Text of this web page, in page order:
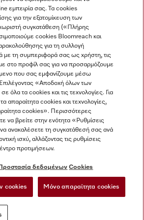
υπηρεσίες
Youtube
εμπειρία σας. Τα cookies
για την εξατομίκευση των
συγκατάθεση («Πλήρης
cookies Bloomreach και
για τη συλλογή
με τη συμπεριφορά σας ως χρήστη, τις
στο προφίλ σας για να προσαρμόζουμε
που σας εμφανίζουμε μέσω
«Αποδοχή όλων των
όλα τα cookies και τις τεχνολογίες. Για
απαραίτητα cookies και τεχνολογίες,
cookies». Περισσότερες
να βρείτε στην ενότητα «Ρυθμίσεις
ανακαλέσετε τη συγκατάθεσή σας ανά
ισχύ, αλλάζοντας τις ρυθμίσεις
προτιμήσεων.
Προστασία δεδομένων Cookies
cookies Μόνο απαραίτητα cookies